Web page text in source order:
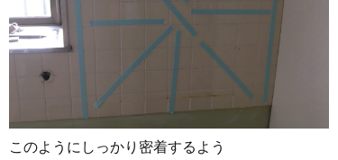
このようにしっかり密着するよう